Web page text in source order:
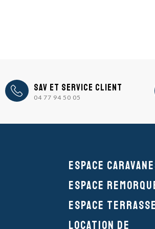
icon SAV et Service Client
04 77 94 50 05
Espace
Espace
Espace
Location de